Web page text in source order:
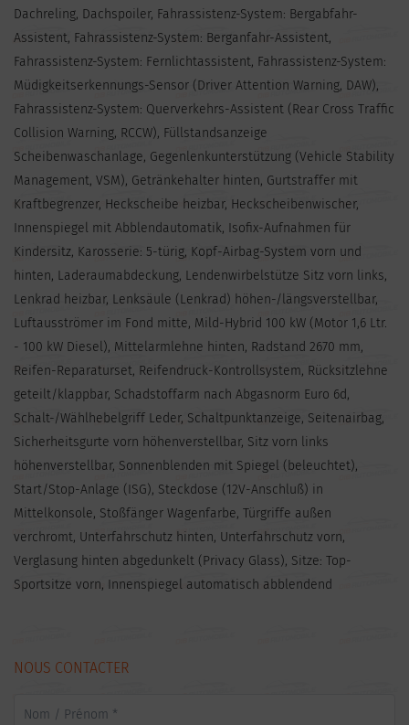
Dachreling, Dachspoiler, Fahrassistenz-System: Bergabfahr-
Assistent, Fahrassistenz-System: Berganfahr-Assistent,
Fahrassistenz-System: Fernlichtassistent, Fahrassistenz-System:
Müdigkeitserkennungs-Sensor (Driver Attention Warning, DAW),
Fahrassistenz-System: Querverkehrs-Assistent (Rear Cross Traffic
Collision Warning, RCCW), Füllstandsanzeige
Scheibenwaschanlage, Gegenlenkunterstützung (Vehicle Stability
Management, VSM), Getränkehalter hinten, Gurtstraffer mit
Kraftbegrenzer, Heckscheibe heizbar, Heckscheibenwischer,
Innenspiegel mit Abblendautomatik, Isofix-Aufnahmen für
Kindersitz, Karosserie: 5-türig, Kopf-Airbag-System vorn und
hinten, Laderaumabdeckung, Lendenwirbelstütze Sitz vorn links,
Lenkrad heizbar, Lenksäule (Lenkrad) höhen-/längsverstellbar,
Luftausströmer im Fond mitte, Mild-Hybrid 100 kW (Motor 1,6 Ltr.
- 100 kW Diesel), Mittelarmlehne hinten, Radstand 2670 mm,
Reifen-Reparaturset, Reifendruck-Kontrollsystem, Rücksitzlehne
geteilt/klappbar, Schadstoffarm nach Abgasnorm Euro 6d,
Schalt-/Wählhebelgriff Leder, Schaltpunktanzeige, Seitenairbag,
Sicherheitsgurte vorn höhenverstellbar, Sitz vorn links
höhenverstellbar, Sonnenblenden mit Spiegel (beleuchtet),
Start/Stop-Anlage (ISG), Steckdose (12V-Anschluß) in
Mittelkonsole, Stoßfänger Wagenfarbe, Türgriffe außen
verchromt, Unterfahrschutz hinten, Unterfahrschutz vorn,
Verglasung hinten abgedunkelt (Privacy Glass), Sitze: Top-
Sportsitze vorn, Innenspiegel automatisch abblendend
NOUS CONTACTER